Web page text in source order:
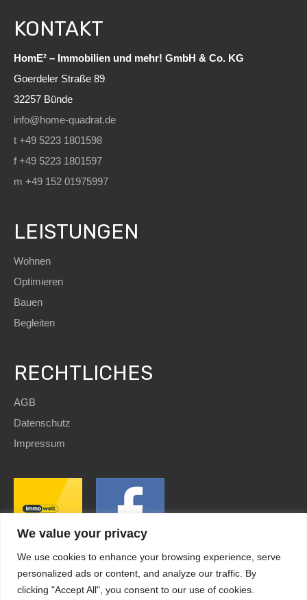
We value your privacy
We use cookies to enhance your browsing experience, serve
personalized ads or content, and analyze our traffic. By
clicking "Accept All", you consent to our use of cookies.
KONTAKT
HomE² – Immobilien und mehr! GmbH & Co. KG
Goerdeler Straße 89
32257 Bünde
info@home-quadrat.de
t +49 5223 1801598
f +49 5223 1801597
m +49 152 01975997
LEISTUNGEN
Wohnen
Optimieren
Bauen
Begleiten
RECHTLICHES
AGB
Datenschutz
Impressum
SEOand Website byimmoWebdesign| Copyright © 2022